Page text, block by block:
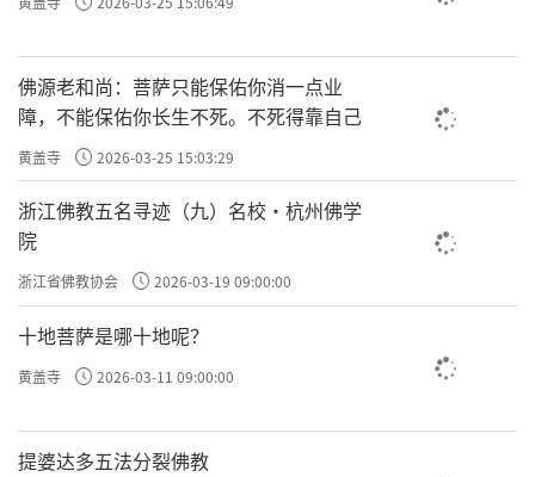
佛源老和尚：菩萨只能保佑你消一点业
障，不能保佑你长生不死。不死得靠自己
黄盖寺 2026-03-25 15:03:29
浙江佛教五名寻迹（九）名校·杭州佛学
院
浙江省佛教协会 2026-03-19 09:00:00
十地菩萨是哪十地呢？
黄盖寺 2026-03-11 09:00:00
提婆达多五法分裂佛教